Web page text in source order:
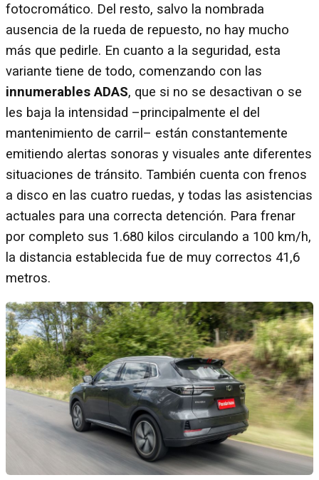
fotocromático. Del resto, salvo la nombrada
ausencia de la rueda de repuesto, no hay mucho
más que pedirle. En cuanto a la seguridad, esta
variante tiene de todo, comenzando con las
innumerables ADAS, que si no se desactivan o se
les baja la intensidad –principalmente el del
mantenimiento de carril– están constantemente
emitiendo alertas sonoras y visuales ante diferentes
situaciones de tránsito. También cuenta con frenos
a disco en las cuatro ruedas, y todas las asistencias
actuales para una correcta detención. Para frenar
por completo sus 1.680 kilos circulando a 100 km/h,
la distancia establecida fue de muy correctos 41,6
metros.